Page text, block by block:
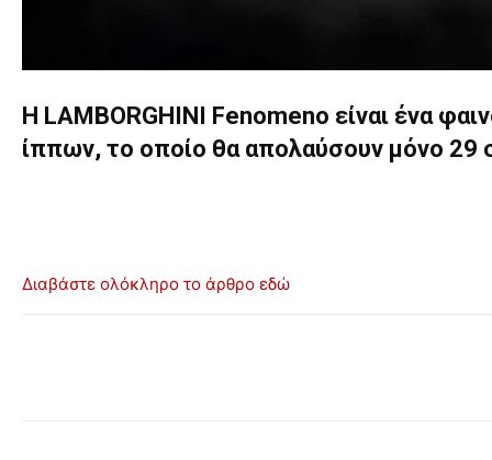
Η LAMBORGHINI Fenomeno είναι ένα
ίππων, το οποίο θα απολαύσουν μόνο 29
Διαβάστε ολόκληρο το άρθρο εδώ